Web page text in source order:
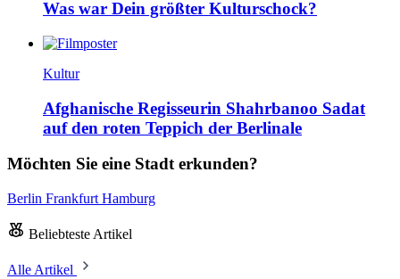
Was war Dein größter Kulturschock?
Kultur
Afghanische Regisseurin Shahrbanoo Sadat
auf den roten Teppich der Berlinale
Möchten Sie eine Stadt erkunden?
Berlin Frankfurt Hamburg
Beliebteste Artikel
Alle Artikel